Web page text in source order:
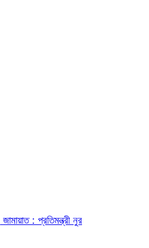
: প্রতিমন্ত্রী নুর